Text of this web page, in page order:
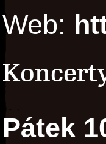
Web:
Pátek